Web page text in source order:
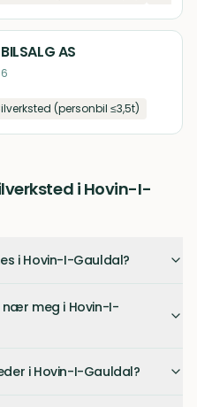
AS
(personbil ≤3,5t)
i Hovin-I-
i Hovin-I-Gauldal?
nær meg i Hovin-I-
i Hovin-I-Gauldal?